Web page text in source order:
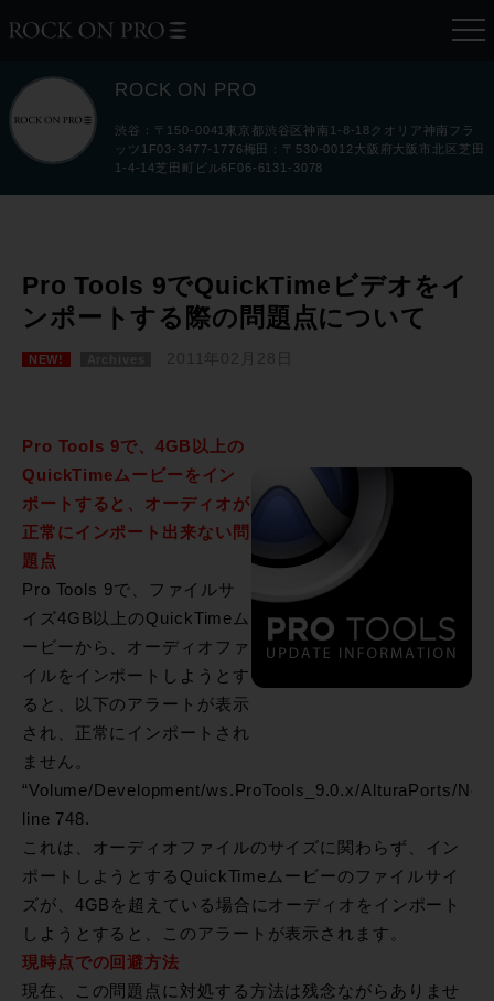
ROCK ON PRO
渋谷：〒150-0041東京都渋谷区神南1-8-18クオリア神南フラ
ッツ1F03-3477-1776梅田：〒530-0012大阪府大阪市北区芝田
1-4-14芝田町ビル6F06-6131-3078
Pro Tools 9でQuickTimeビデオをイ
ンポートする際の問題点について
NEW! 2011年02月28日
Pro Tools 9で、4GB以上の
QuickTimeムービーをイン
ポートすると、オーディオが
正常にインポート出来ない問
題点
Pro Tools 9で、ファイルサ
イズ4GB以上のQuickTimeム
ービーから、オーディオファ
イルをインポートしようとす
ると、以下のアラートが表示
され、正常にインポートされ
ません。
“Volume/Development/ws.ProTools_9.0.x/AlturaPorts/
line 748.
これは、オーディオファイルのサイズに関わらず、イン
ポートしようとするQuickTimeムービーのファイルサイ
ズが、4GBを超えている場合にオーディオをインポート
しようとすると、このアラートが表示されます。
現時点での回避方法
現在、この問題点に対処する方法は残念ながらありませ